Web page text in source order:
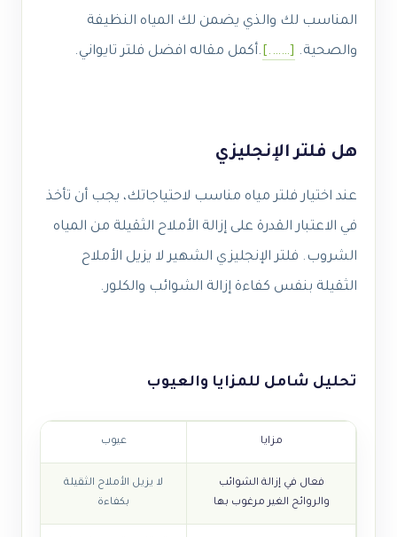
المناسب لك والذي يضمن لك المياه النظيفة
والصحية. […….]
.أكمل مقاله افضل فلتر تايواني.
هل فلتر الإنجليزي
عند اختيار فلتر مياه مناسب لاحتياجاتك، يجب أن تأخذ
في الاعتبار القدرة على إزالة الأملاح الثقيلة من المياه
الشروب. فلتر الإنجليزي الشهير لا يزيل الأملاح
الثقيلة بنفس كفاءة إزالة الشوائب والكلور.
تحليل شامل للمزايا والعيوب
مزايا عيوب
فعال في إزالة الشوائب
والروائح الغير مرغوب بها
لا يزيل الأملاح الثقيلة
بكفاءة